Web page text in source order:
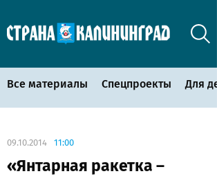
Все материалы Спецпроекты Для
09.10.2014 11:00
«Янтарная ракетка –